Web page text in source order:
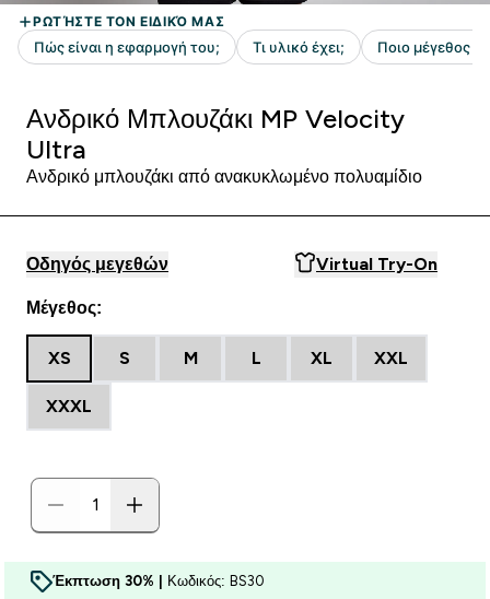
Ανδρικό Μπλουζάκι MP Velocity
Ultra
Ανδρικό μπλουζάκι από ανακυκλωμένο πολυαμίδιο
Οδηγός μεγεθών Virtual Try-On
Μέγεθος:
XS S M L XL XXL
XXXL
Έκπτωση 30% | Κωδικός: BS30